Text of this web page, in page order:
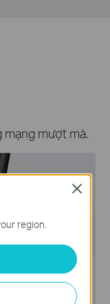
mượt mà.
region.
Close